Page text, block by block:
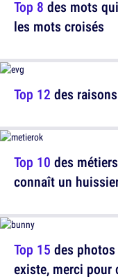
Top 12 des
Top 15 des
existe, merci pour
Top 8 des mots
les mots croisés
Top 10 des
connaît un